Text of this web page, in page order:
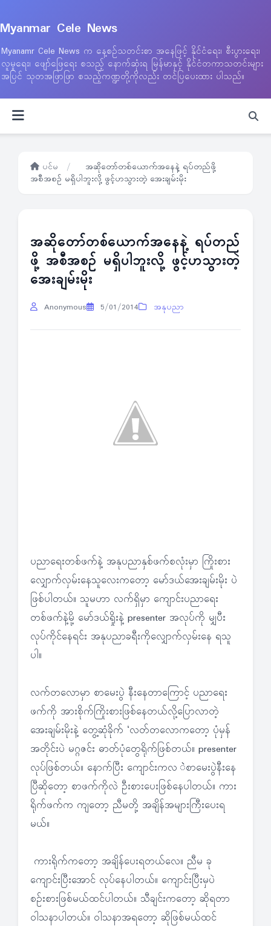
Myanmar Cele News
Myanamr Cele News က နေ့စဉ်သတင်းစာ အနေဖြင့် နိုင်ငံရေး၊ စီးပွားရေး၊
လူမှုရေး၊ ဖျော်ဖြေရေး စသည့် နောက်ဆုံးရ မြန်မာနှင့် နိုင်ငံတကာသတင်းများ
အပြင် သုတအဖြာဖြာ စသည့်ကဏ္ဍတို့ကိုလည်း တင်ပြပေးထား ပါသည်။
ပင်မ /
အဆိုတော်တစ်ယောက်အနေနဲ့ ရပ်တည်ဖို့
အစီအစဉ် မရှိပါဘူးလို့ ဖွင့်ဟသွားတဲ့ အေးချမ်းမိုး
အဆိုတော်တစ်ယောက်အနေနဲ့ ရပ်တည်
ဖို့ အစီအစဉ် မရှိပါဘူးလို့ ဖွင့်ဟသွားတဲ့
အေးချမ်းမိုး
Anonymous 5/01/2014 အနုပညာ
ပညာရေးတစ်ဖက်နဲ့ အနုပညာနှစ်ဖက်စလုံးမှာ ကြိုးစား
လျှောက်လှမ်းနေသူလေးကတော့ မော်ဒယ်အေးချမ်းမိုး ပဲ
ဖြစ်ပါတယ်။ သူမဟာ လက်ရှိမှာ ကျောင်းပညာရေး
တစ်ဖက်နဲ့မို့ မော်ဒယ်ရှိုးနဲ့ presenter အလုပ်ကို မျှပီး
လုပ်ကိုင်နေရင်း အနုပညာခရီးကိုလျှောက်လှမ်းနေ ရသူ
ပါ။
လက်တလောမှာ စာမေးပွဲ နီးနေတာကြောင့် ပညာရေး
ဖက်ကို အားစိုက်ကြိုးစားဖြစ်နေတယ်လို့ပြောလာတဲ့
အေးချမ်းမိုးနဲ့ တွေ့ဆုံခိုက် ‘လတ်တလောကတော့ ပုံမှန်
အတိုင်းပဲ မဂ္ဂဇင်း ဓာတ်ပုံတွေရိုက်ဖြစ်တယ်။ presenter
လုပ်ဖြစ်တယ်။ နောက်ပြီး ကျောင်းကလ ဲစာမေးပွဲနီးနေ
ပြီဆိုတော့ စာဖက်ကိုလဲ ဦးစားပေးဖြစ်နေပါတယ်။ ကား
ရိုက်ဖက်က ကျတော့ ညီမတို့ အချိန်အများကြီးပေးရ
မယ်။
ကားရိုက်ကတော့ အချိန်ပေးရတယ်လေ။ ညီမ ခု
ကျောင်းပြီးအောင် လုပ်နေပါတယ်။ ကျောင်းပြီးမှပဲ
စဉ်းစားဖြစ်မယ်ထင်ပါတယ်။ သီချင်းကတော့ ဆိုရတာ
ဝါသနာပါတယ်။ ဝါသနာအရတော့ ဆိုဖြစ်မယ်ထင်